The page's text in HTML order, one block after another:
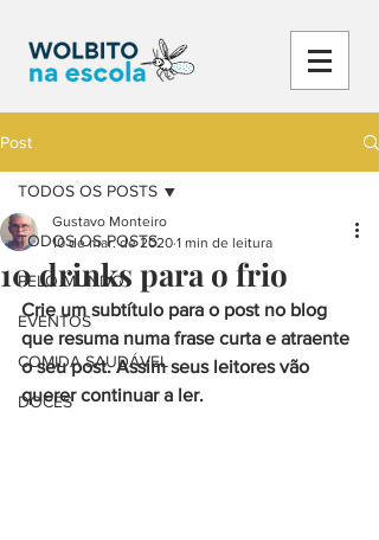
Post
TODOS OS POSTS
PELO MUNDO
EVENTOS
COMIDA SAUDÁVEL
DOCES
TODOS OS POSTS
10 drinks para o frio
Gustavo Monteiro
10 de mar. de 2020 1 min de leitura
Crie um subtítulo para o post no blog
que resuma numa frase curta e atraente
o seu post. Assim seus leitores vão
querer continuar a ler.